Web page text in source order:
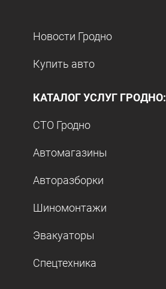
Новости Гродно
Купить авто
КАТАЛОГ УСЛУГ ГРОДНО:
СТО Гродно
Автомагазины
Авторазборки
Шиномонтажи
Эвакуаторы
Спецтехника